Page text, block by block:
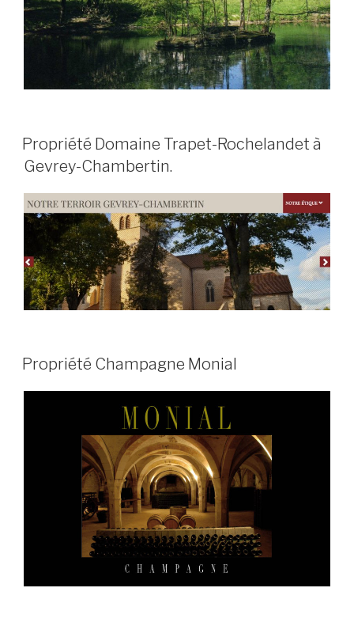
PUBLIÉ
LE
Propriété Domaine Trapet-Rochelandet à
Gevrey-Chambertin.
PUBLIÉ
LE
Propriété Champagne Monial